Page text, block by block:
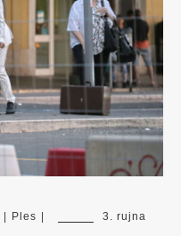
| Ples |
3. rujna